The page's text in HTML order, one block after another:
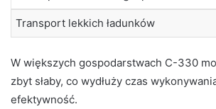
Transport lekkich ładunków
W większych gospodarstwach C-330
zbyt słaby, co wydłuży czas
efektywność.